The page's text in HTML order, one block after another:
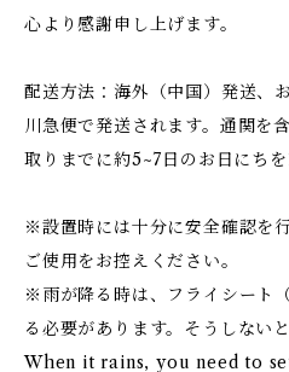
心より感謝申し上げます。
配送方法：海外（中国）発送、
川急便で発送されます。通関を
取りまでに約5~7日のお日にちを
※設置時には十分に安全確認を
ご使用をお控えください。
※雨が降る時は、フライシート
る必要があります。そうしない
When it rains, you need to